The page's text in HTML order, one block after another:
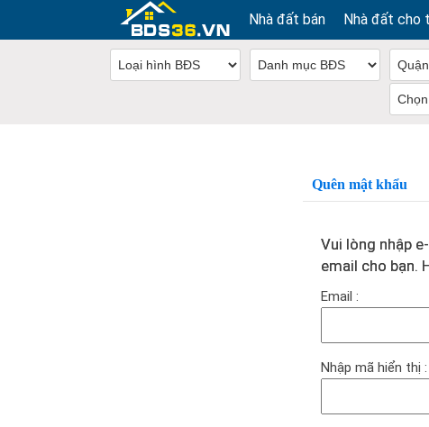
Nhà đất bán Nhà đất cho
Quên mật khẩu
Vui lòng nhập
email cho bạn.
Email :
Nhập mã hiển thị :